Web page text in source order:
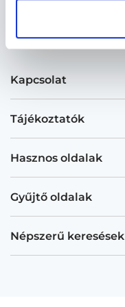
Kapcsolat
Tájékoztatók
Hasznos oldalak
Gyűjtő oldalak
Népszerű keresések